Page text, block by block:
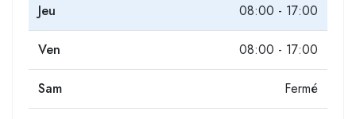
Jeu 08:00 - 17:00
Ven 08:00 - 17:00
Sam Fermé